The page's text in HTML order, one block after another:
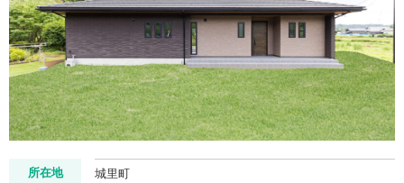
所在地 城里町